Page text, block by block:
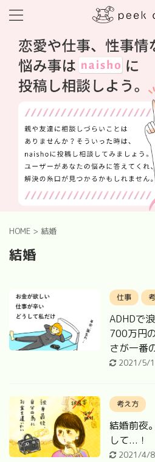
HOME > 結婚
結婚
仕事
ADHDで
700万円
さが一番
2021/5/
考え方
結婚前夜
して...！
2021/4/8